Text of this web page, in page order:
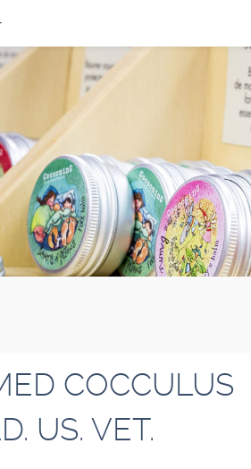
COCCULUS
US. VET.